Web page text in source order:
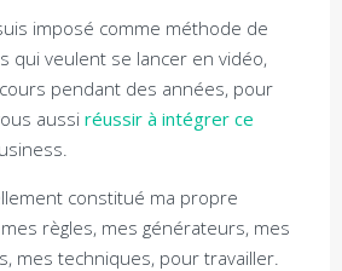
imposé comme méthode de
qui veulent se lancer en vidéo,
pendant des années, pour
aussi réussir à intégrer ce
constitué ma propre
règles, mes générateurs, mes
mes techniques, pour travailler.